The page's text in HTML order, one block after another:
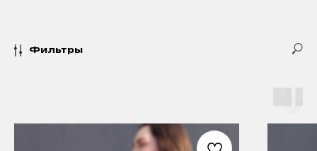
Фильтры